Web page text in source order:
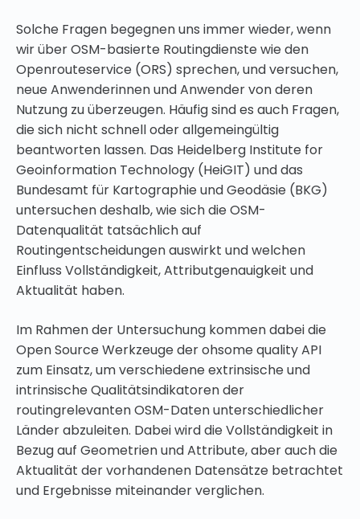
Solche Fragen begegnen uns immer wieder, wenn
wir über OSM-basierte Routingdienste wie den
Openrouteservice (ORS) sprechen, und versuchen,
neue Anwenderinnen und Anwender von deren
Nutzung zu überzeugen. Häufig sind es auch Fragen,
die sich nicht schnell oder allgemeingültig
beantworten lassen. Das Heidelberg Institute for
Geoinformation Technology (HeiGIT) und das
Bundesamt für Kartographie und Geodäsie (BKG)
untersuchen deshalb, wie sich die OSM-
Datenqualität tatsächlich auf
Routingentscheidungen auswirkt und welchen
Einfluss Vollständigkeit, Attributgenauigkeit und
Aktualität haben.
Im Rahmen der Untersuchung kommen dabei die
Open Source Werkzeuge der ohsome quality API
zum Einsatz, um verschiedene extrinsische und
intrinsische Qualitätsindikatoren der
routingrelevanten OSM-Daten unterschiedlicher
Länder abzuleiten. Dabei wird die Vollständigkeit in
Bezug auf Geometrien und Attribute, aber auch die
Aktualität der vorhandenen Datensätze betrachtet
und Ergebnisse miteinander verglichen.